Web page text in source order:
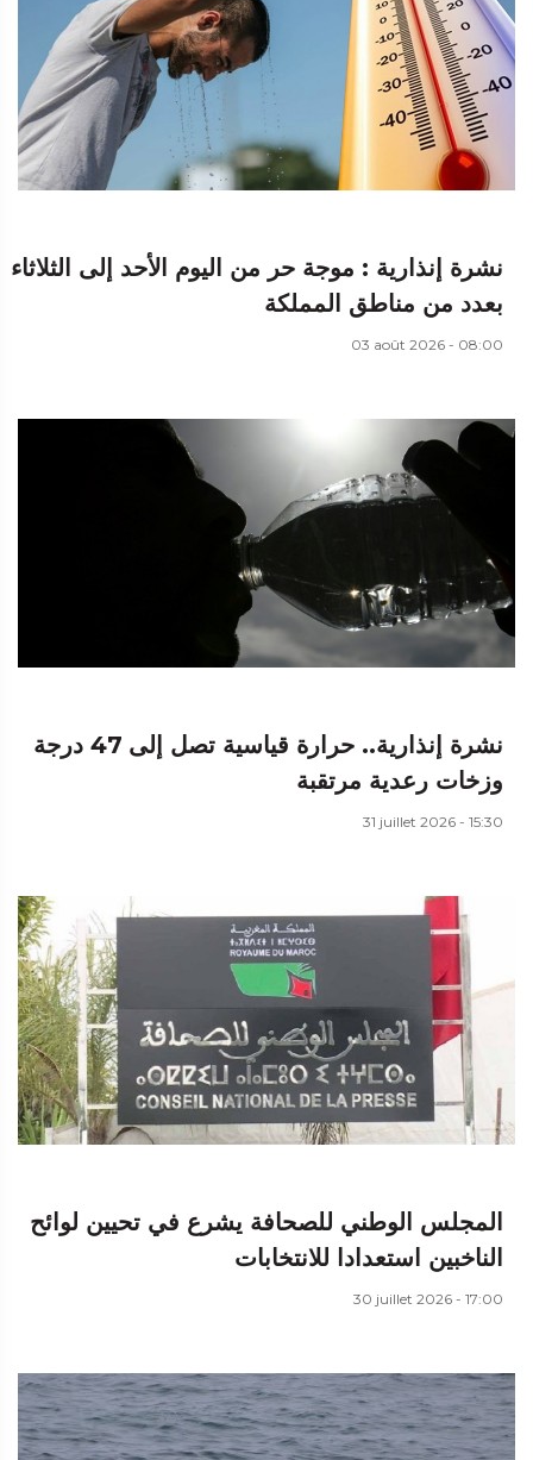
نشرة إنذارية : موجة حر من اليوم الأحد إلى الثلاثاء
بعدد من مناطق المملكة
03 août 2026 - 08:00
نشرة إنذارية.. حرارة قياسية تصل إلى 47 درجة
وزخات رعدية مرتقبة
31 juillet 2026 - 15:30
المجلس الوطني للصحافة يشرع في تحيين لوائح
الناخبين استعدادا للانتخابات
30 juillet 2026 - 17:00